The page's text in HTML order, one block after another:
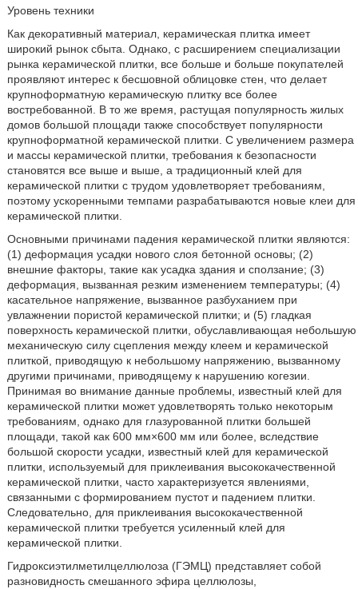
Уровень техники
Как декоративный материал, керамическая плитка имеет
широкий рынок сбыта. Однако, с расширением специализации
рынка керамической плитки, все больше и больше покупателей
проявляют интерес к бесшовной облицовке стен, что делает
крупноформатную керамическую плитку все более
востребованной. В то же время, растущая популярность жилых
домов большой площади также способствует популярности
крупноформатной керамической плитки. С увеличением размера
и массы керамической плитки, требования к безопасности
становятся все выше и выше, а традиционный клей для
керамической плитки с трудом удовлетворяет требованиям,
поэтому ускоренными темпами разрабатываются новые клеи для
керамической плитки.
Основными причинами падения керамической плитки являются:
(1) деформация усадки нового слоя бетонной основы; (2)
внешние факторы, такие как усадка здания и сползание; (3)
деформация, вызванная резким изменением температуры; (4)
касательное напряжение, вызванное разбуханием при
увлажнении пористой керамической плитки; и (5) гладкая
поверхность керамической плитки, обуславливающая небольшую
механическую силу сцепления между клеем и керамической
плиткой, приводящую к небольшому напряжению, вызванному
другими причинами, приводящему к нарушению когезии.
Принимая во внимание данные проблемы, известный клей для
керамической плитки может удовлетворять только некоторым
требованиям, однако для глазурованной плитки большей
площади, такой как 600 мм×600 мм или более, вследствие
большой скорости усадки, известный клей для керамической
плитки, используемый для приклеивания высококачественной
керамической плитки, часто характеризуется явлениями,
связанными с формированием пустот и падением плитки.
Следовательно, для приклеивания высококачественной
керамической плитки требуется усиленный клей для
керамической плитки.
Гидроксиэтилметилцеллюлоза (ГЭМЦ) представляет собой
разновидность смешанного эфира целлюлозы,